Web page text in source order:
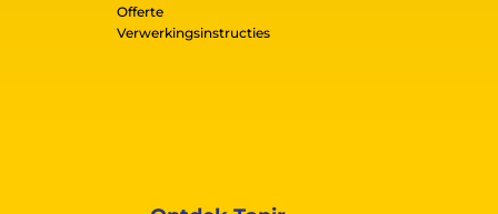
Offerte
Verwerkingsinstructies